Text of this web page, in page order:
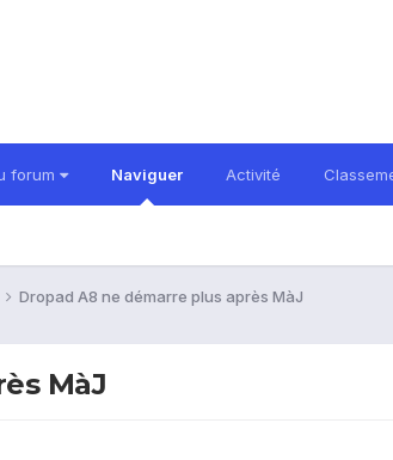
forum Naviguer Activité
Dropad A8 ne démarre plus après MàJ
MàJ